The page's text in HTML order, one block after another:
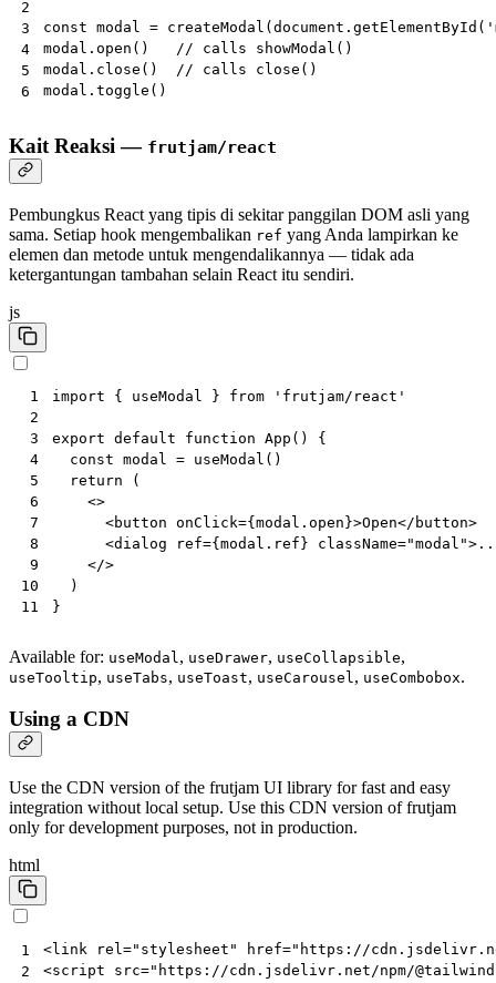
2
3
4
5
6
const modal = createModal ( document . getElementById (
modal . open ()
// calls showModal()
modal . close ()
// calls close()
modal . toggle ()
Kait Reaksi — frutjam/react
Pembungkus React yang tipis di sekitar panggilan DOM asli yang
sama. Setiap hook mengembalikan ref yang Anda lampirkan ke
elemen dan metode untuk mengendalikannya — tidak ada
ketergantungan tambahan selain React itu sendiri.
js
1
2
3
4
5
6
7
8
9
10
11
import { useModal } from 'frutjam/react'
export default function App ()
{
const modal = useModal ()
return
(
<>
<button onClick={ modal . open }>Open</button>
<dialog ref={ modal . ref } className="modal">
</>
)
}
Available for: useModal , useDrawer, useCollapsible,
useTooltip, useTabs, useToast, useCarousel , useCombobox.
Using a CDN
Use the CDN version of the frutjam UI library for fast and easy
integration without local setup. Use this CDN version of frutjam
only for development purposes, not in production.
html
1
2
<link rel="stylesheet" href="https://
<script src="https://cdn.jsdelivr.net/npm/